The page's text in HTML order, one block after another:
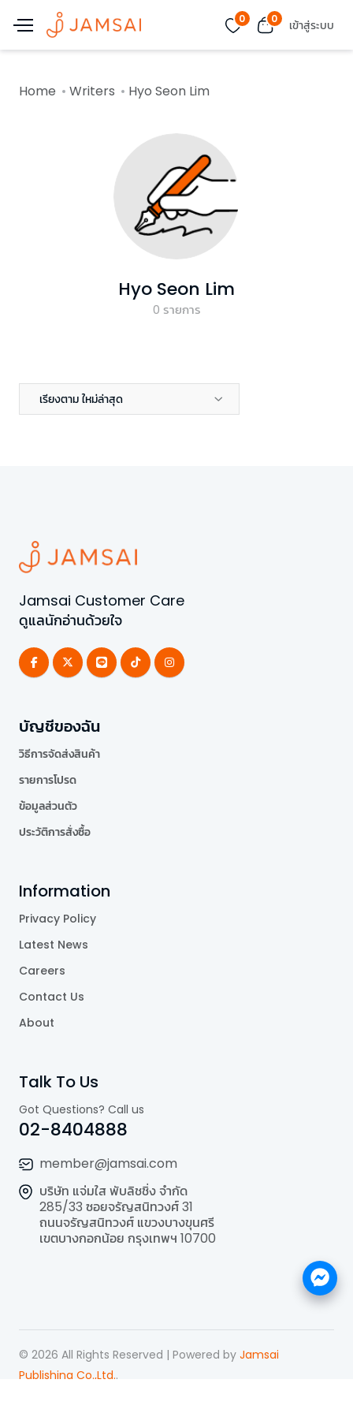
0 0 เข้าสู่ระบบ
Home Writers Hyo Seon Lim
Hyo Seon Lim
0 รายการ
เรียงตาม ใหม่ล่าสุด
Jamsai Customer Care
ดูแลนักอ่านด้วยใจ
บัญชีของฉัน
วิธีการจัดส่งสินค้า
รายการโปรด
ข้อมูลส่วนตัว
ประวัติการสั่งซื้อ
Information
Privacy Policy
Latest News
Careers
Contact Us
About
Talk To Us
Got Questions? Call us
02-8404888
member@jamsai.com
บริษัท แจ่มใส พับลิชชิ่ง จำกัด
285/33 ซอยจรัญสนิทวงศ์ 31
ถนนจรัญสนิทวงศ์ แขวงบางขุนศรี
เขตบางกอกน้อย กรุงเทพฯ 10700
© 2026 All Rights Reserved | Powered by Jamsai
Publishing Co.,Ltd..